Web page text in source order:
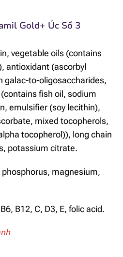
Gold+ Úc Số 3
vegetable oils (contains
antioxidant (ascorbyl
galac-to-oligosaccharides,
fish oil, sodium
emulsifier (soy lecithin),
mixed tocopherols,
tocopherol)), long chain
potassium citrate.
magnesium,
B12, C, D3, E, folic acid.